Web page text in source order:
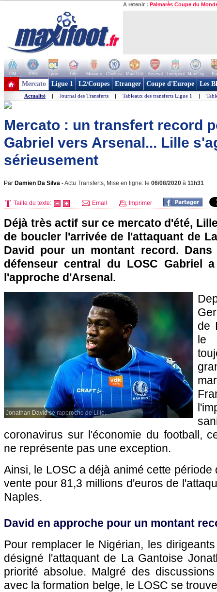
A retenir : Palmarès Coupe du
OM PSG Lyon Lille Monaco Chelsea Man Utd Arsenal Liverpool ManCity
+ de clubs
Mercato Ligue 1 L2/Coupes Etranger Coupe d'Europe Les
Actualité | Journal des Transferts | Tableaux des transferts Ligue 1 |
Mercato : un transfert record
Gabriel vers Arsenal... Lille
sérieusement
Par Damien Da Silva -Actu Transferts, Mise en ligne: le 06/08/2020 à 11h31
Taille du texte: Email Imprimer
Déjà très actif sur ce mercato d'été,
de boucler l'arrivée de l'attaquant de
David pour un montant record.
défenseur central du LOSC Gabriel
l'approche d'Arsenal.
Jonathan David se rapproche de Lille.
de
le
coronavirus sur l'économie du football,
ne représente pas une exception.
Ainsi, le LOSC a déjà animé cette
vente pour 81,3 millions d'euros de
Naples.
David en approche pour un montant
Pour remplacer le Nigérian, les
désigné l'attaquant de La Gantoise
priorité absolue. Malgré des
avec la formation belge, le LOSC se